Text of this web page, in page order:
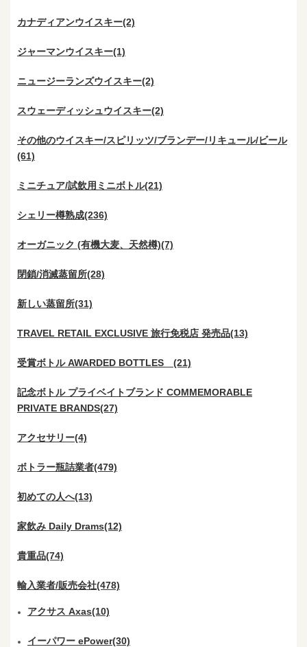
カナディアンウイスキー(2)
ジャーマンウイスキー(1)
ニュージーランズウイスキー(2)
スウェーディッシュウイスキー(2)
その他のウイスキー/スピリッツ/ブランデー/リキュール/ビール
(61)
ミニチュア/試飲用ミニボトル(21)
シェリー樽熟成(236)
オーガニック (有機大麦、天然樽)(7)
閉鎖/消滅蒸留所(28)
新しい蒸留所(31)
TRAVEL RETAIL EXCLUSIVE 旅行免税店 発売品(13)
受賞ボトル AWARDED BOTTLES (21)
記念ボトル プライベイトブランド COMMEMORABLE
PRIVATE BRANDS(27)
アクセサリー(4)
ボトラー瓶詰業者(479)
初めての人へ(13)
家飲み Daily Drams(12)
貴重品(74)
輸入業者/販売会社(478)
アクサス Axas(10)
イーパワー ePower(30)